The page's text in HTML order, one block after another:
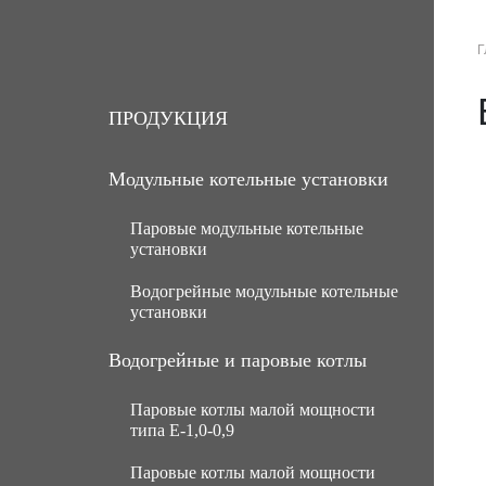
ПРОДУКЦИЯ
Модульные котельные установки
Паровые модульные котельные
установки
МКУ паровые угольные с ручной
подачей топлива
МКУ паровые угольные с
механической подачей топлива
Паровые газомазутные модульные
котельные установки
МКУ паровые мазутные (нефть)
Водогрейные модульные котельные
установки
МКУ водогрейные угольные с
ручной подачей топлива
МКУ водогрейные угольные с
механической подачей топлива
Водогрейные и паровые котлы
Паровые котлы малой мощности
типа Е-1,0-0,9
Паровые котлы малой мощности